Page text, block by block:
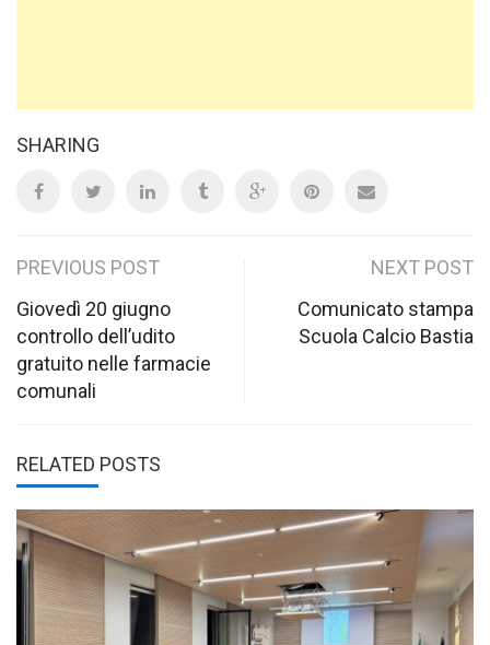
SHARING
Post
navigation
PREVIOUS POST
Giovedì 20 giugno
controllo dell’udito
gratuito nelle farmacie
comunali
NEXT POST
Comunicato stampa
Scuola Calcio Bastia
RELATED POSTS